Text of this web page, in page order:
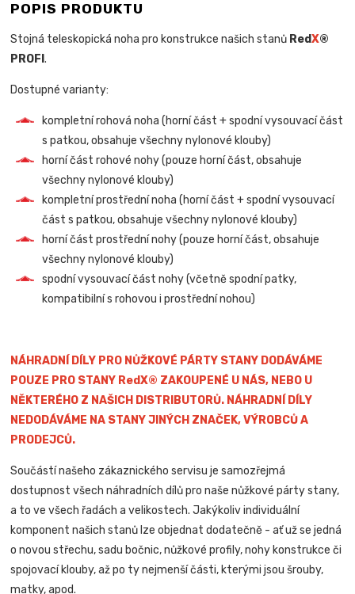
POPIS PRODUKTU
Stojná teleskopická noha pro konstrukce našich stanů RedX®
PROFI.
Dostupné varianty:
kompletní rohová noha (horní část + spodní vysouvací část
s patkou, obsahuje všechny nylonové klouby)
horní část rohové nohy (pouze horní část, obsahuje
všechny nylonové klouby)
kompletní prostřední noha (horní část + spodní vysouvací
část s patkou, obsahuje všechny nylonové klouby)
horní část prostřední nohy (pouze horní část, obsahuje
všechny nylonové klouby)
spodní vysouvací část nohy (včetně spodní patky,
kompatibilní s rohovou i prostřední nohou)
NÁHRADNÍ DÍLY PRO NŮŽKOVÉ PÁRTY STANY DODÁVÁME
POUZE PRO STANY RedX® ZAKOUPENÉ U NÁS, NEBO U
NĚKTERÉHO Z NAŠICH DISTRIBUTORŮ. NÁHRADNÍ DÍLY
NEDODÁVÁME NA STANY JINÝCH ZNAČEK, VÝROBCŮ A
PRODEJCŮ.
Součástí našeho zákaznického servisu je samozřejmá
dostupnost všech náhradních dílů pro naše nůžkové párty stany,
a to ve všech řadách a velikostech. Jakýkoliv individuální
komponent našich stanů lze objednat dodatečně - ať už se jedná
o novou střechu, sadu bočnic, nůžkové profily, nohy konstrukce či
spojovací klouby, až po ty nejmenší části, kterými jsou šrouby,
matky, apod.